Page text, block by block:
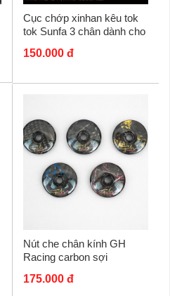
Cục chớp xinhan kêu tok
tok Sunfa 3 chân dành cho
150.000 đ
Nút che chân kính GH
Racing carbon sợi
175.000 đ